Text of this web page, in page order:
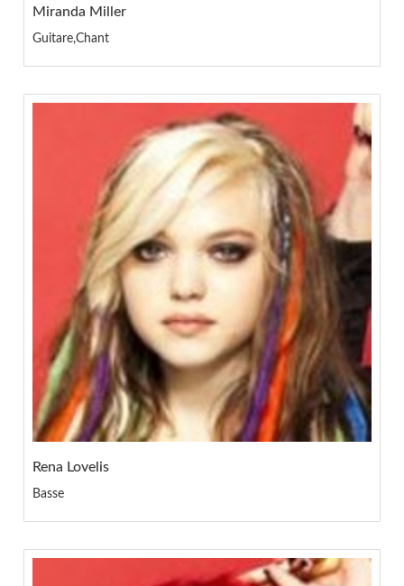
Miranda Miller
Guitare,Chant
Rena Lovelis
Basse